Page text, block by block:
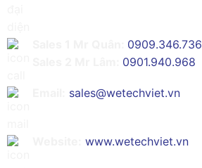
0909.346.736
0901.940.968
sales@wetechviet.vn
www.wetechviet.vn